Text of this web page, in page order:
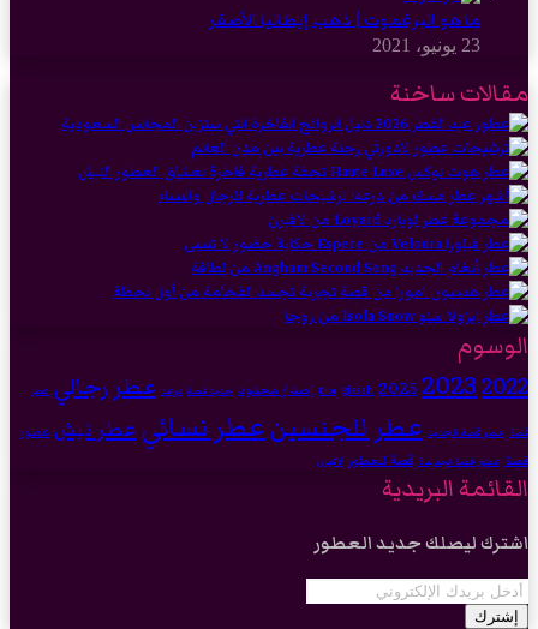
ما هو البرغموت | ذهب إيطاليا الأصفر
23 يونيو، 2021
مقالات ساخنة
الوسوم
2022
2023
2025
Dior gissah إصدار محدود جديد قصة درعه عطر رجالي عطر
قصة عطر قصة الجديد عطر للجنسينعطر نسائيعطر نيش عطور
قصة عطور قصة الجديدة قصة للعطور لافيرن
القائمة البريدية
اشترك ليصلك جديد العطور
أدخل
بريدك